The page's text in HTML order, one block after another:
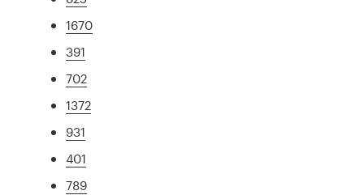
1670
391
702
1372
931
401
789